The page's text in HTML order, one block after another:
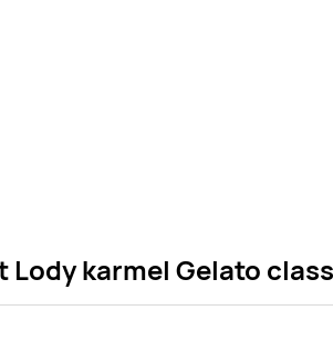
Lody karmel Gelato